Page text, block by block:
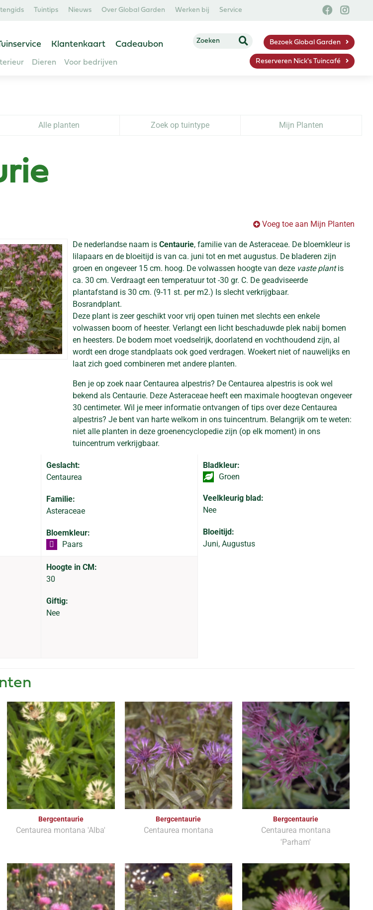
Tuintips Nieuws Over Global Garden Werken bij Service
Tuinservice Klantenkaart Cadeaubon
Dieren Voor bedrijven
Bezoek Global Garden
Reserveren Nick's Tuincafé
Alle planten Zoek op tuintype Mijn Planten
Voeg toe aan Mijn Planten
De nederlandse naam is Centaurie, familie van de Asteraceae. De bloemkleur is
lilapaars en de bloeitijd is van ca. juni tot en met augustus. De bladeren zijn
groen en ongeveer 15 cm. hoog. De volwassen hoogte van deze vaste plantis
ca. 30 cm. Verdraagt een temperatuur tot -30 gr. C. De geadviseerde
plantafstand is 30 cm. (9-11 st. per m2.) Is slecht verkrijgbaar.
Bosrandplant.
Deze plant is zeer geschikt voor vrij open tuinen met slechts een enkele
volwassen boom of heester. Verlangt een licht beschaduwde plek nabij bomen
en heesters. De bodem moet voedselrijk, doorlatend en vochthoudend zijn, al
wordt een droge standplaats ook goed verdragen. Woekert niet of nauwelijks en
laat zich goed combineren met andere planten.
Ben je op zoek naar Centaurea alpestris? De Centaurea alpestris is ook wel
bekend als Centaurie. Deze Asteraceae heeft een maximale hoogtevan ongeveer
30 centimeter. Wil je meer informatie ontvangen of tips over deze Centaurea
alpestris? Je bent van harte welkom in ons tuincentrum. Belangrijk om te weten:
niet alle planten in deze groenencyclopedie zijn (op elk moment) in ons
tuincentrum verkrijgbaar.
Geslacht:
Centaurea
Familie:
Asteraceae
Bloemkleur:
Paars
Bladkleur:
Groen
Veelkleurig blad:
Nee
Bloeitijd:
Juni, Augustus
Hoogte in CM:
30
Giftig:
Nee
Bergcentaurie
Centaurea montana 'Alba'
Bergcentaurie
Centaurea montana
Bergcentaurie
Centaurea montana
'Parham'